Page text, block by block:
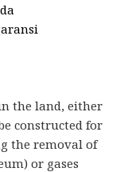
the land, either
constructed for
the removal of
or gases